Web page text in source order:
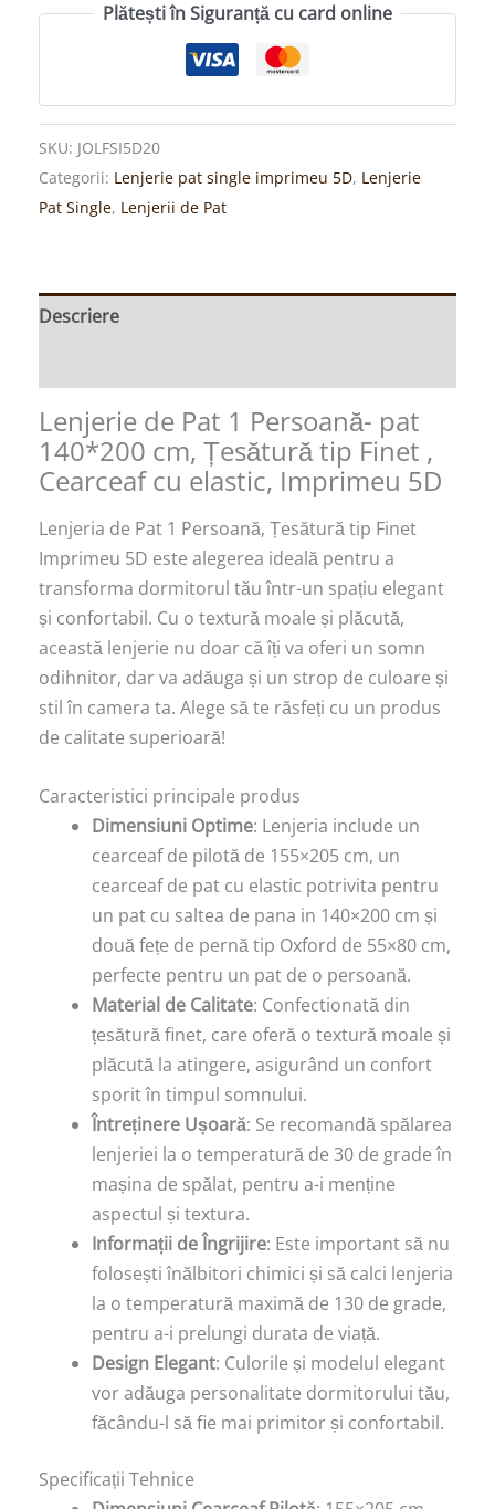
Plătești în Siguranță cu card online
SKU: JOLFSI5D20
Categorii: Lenjerie pat single imprimeu 5D, Lenjerie
Pat Single, Lenjerii de Pat
Descriere
Lenjerie de Pat 1 Persoană- pat
140*200 cm, Țesătură tip Finet ,
Cearceaf cu elastic, Imprimeu 5D
Lenjeria de Pat 1 Persoană, Țesătură tip Finet
Imprimeu 5D este alegerea ideală pentru a
transforma dormitorul tău într-un spațiu elegant
și confortabil. Cu o textură moale și plăcută,
această lenjerie nu doar că îți va oferi un somn
odihnitor, dar va adăuga și un strop de culoare și
stil în camera ta. Alege să te răsfeți cu un produs
de calitate superioară!
Caracteristici principale produs
Dimensiuni Optime: Lenjeria include un
cearceaf de pilotă de 155×205 cm, un
cearceaf de pat cu elastic potrivita pentru
un pat cu saltea de pana in 140×200 cm și
două fețe de pernă tip Oxford de 55×80 cm,
perfecte pentru un pat de o persoană.
Material de Calitate: Confectionată din
țesătură finet, care oferă o textură moale și
plăcută la atingere, asigurând un confort
sporit în timpul somnului.
Întreținere Ușoară: Se recomandă spălarea
lenjeriei la o temperatură de 30 de grade în
mașina de spălat, pentru a-i menține
aspectul și textura.
Informații de Îngrijire: Este important să nu
folosești înălbitori chimici și să calci lenjeria
la o temperatură maximă de 130 de grade,
pentru a-i prelungi durata de viață.
Design Elegant: Culorile și modelul elegant
vor adăuga personalitate dormitorului tău,
făcându-l să fie mai primitor și confortabil.
Specificații Tehnice